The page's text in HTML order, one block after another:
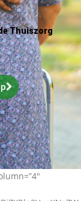
Thuiszorg